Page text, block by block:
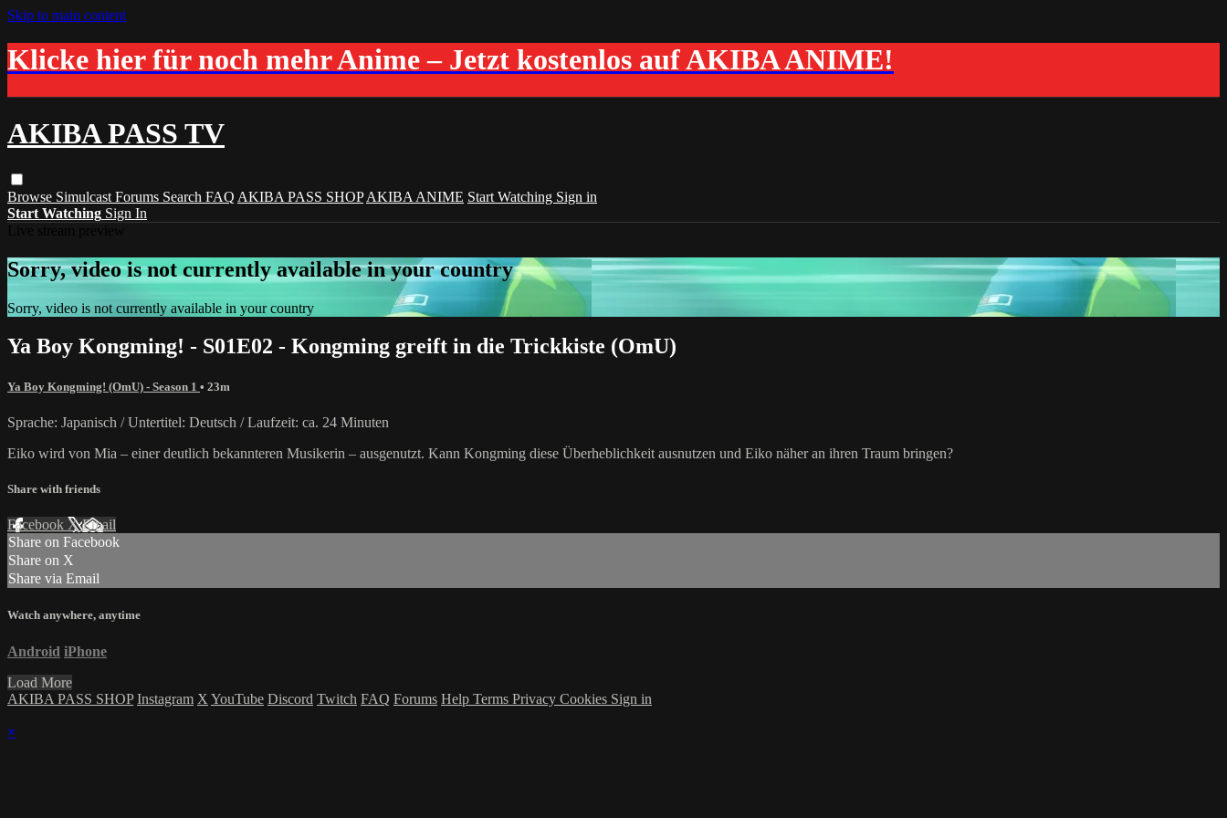
Skip to main content
Klicke hier für noch mehr Anime – Jetzt kostenlos auf AKIBA ANIME!
AKIBA PASS TV
Browse Simulcast Forums Search FAQ AKIBA PASS SHOP AKIBA ANIME Start Watching Sign in
Start Watching Sign In
Sorry, video is not currently available in your country
Sorry, video is not currently available in your country
Ya Boy Kongming! - S01E02 - Kongming greift in die Trickkiste (OmU)
Ya Boy Kongming! (OmU) - Season 1 • 23m
Sprache: Japanisch / Untertitel: Deutsch / Laufzeit: ca. 24 Minuten
Eiko wird von Mia – einer deutlich bekannteren Musikerin – ausgenutzt. Kann Kongming diese Überheblichkeit ausnutzen und Eiko näher an ihren Traum bringen?
Share with friends
Facebook XEmail
Share on Facebook
Share on X
Share via Email
Watch anywhere, anytime
Android iPhone
Load More
AKIBA PASS SHOP Instagram X YouTube Discord Twitch FAQ Forums Help Terms Privacy Cookies Sign in
×